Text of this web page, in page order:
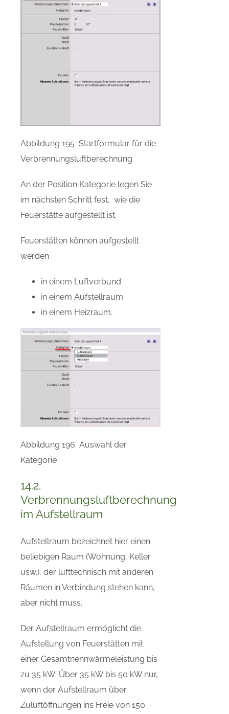
Abbildung 195 Startformular für die
Verbrennungsluftberechnung
An der Position Kategorie legen Sie
im nächsten Schritt fest, wie die
Feuerstätte aufgestellt ist.
Feuerstätten können aufgestellt
werden
in einem Luftverbund
in einem Aufstellraum
in einem Heizraum.
Abbildung 196 Auswahl der
Kategorie
14.2.
Verbrennungsluftberechnung
im Aufstellraum
Aufstellraum bezeichnet hier einen
beliebigen Raum (Wohnung, Keller
usw.), der lufttechnisch mit anderen
Räumen in Verbindung stehen kann,
aber nicht muss.
Der Aufstellraum ermöglicht die
Aufstellung von Feuerstätten mit
einer Gesamtnennwärmeleistung bis
zu 35 kW. Über 35 kW bis 50 kW nur,
wenn der Aufstellraum über
Zuluftöffnungen ins Freie von 150